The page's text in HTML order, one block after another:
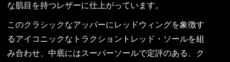
な肌目を持つレザーに仕上がっています。
このクラシックなアッパーにレッドウィングを象徴す
るアイコニックなトラクショントレッド・ソールを組
み合わせ、中底にはスーパーソールで定評のある、ク